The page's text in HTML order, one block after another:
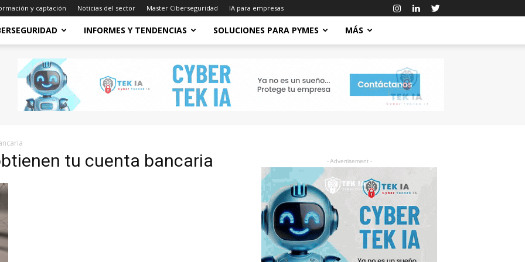
y captación Noticias del sector Master Ciberseguridad IA para empresas
INFORMES Y TENDENCIAS SOLUCIONES PARA PYMES MÁS
tu cuenta bancaria - Advertisement -